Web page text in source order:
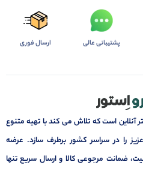
پشتیبانی عالی ارسال فوری
آنلاین است که تلاش می کند با تهیه متنوع
را در سراسر کشور برطرف سازد. عرضه
ضمانت مرجوعی کالا و ارسال سریع تنها